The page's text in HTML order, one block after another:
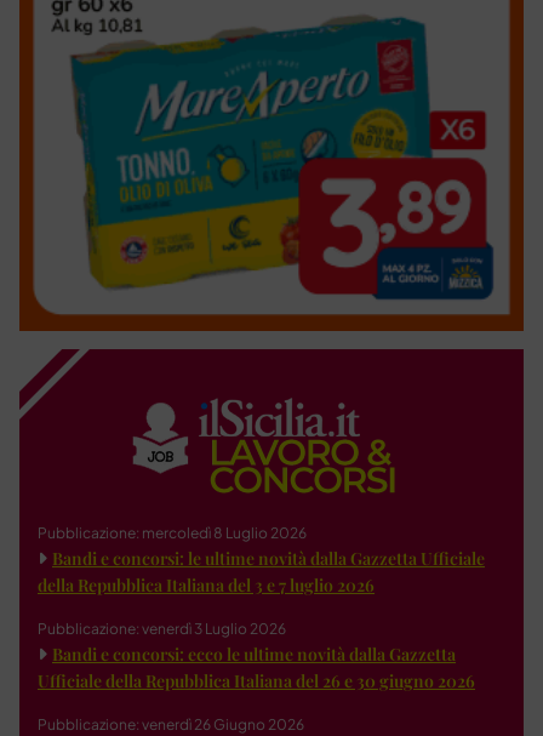
Pubblicazione: mercoledì 8 Luglio 2026
Bandi e concorsi: le ultime novità dalla Gazzetta Ufficiale
della Repubblica Italiana del 3 e 7 luglio 2026
Pubblicazione: venerdì 3 Luglio 2026
Bandi e concorsi: ecco le ultime novità dalla Gazzetta
Ufficiale della Repubblica Italiana del 26 e 30 giugno 2026
Pubblicazione: venerdì 26 Giugno 2026